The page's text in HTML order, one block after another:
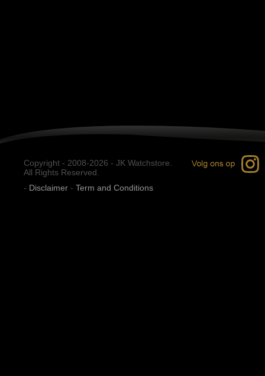
Copyright - 2008-2026 - JK Watchstore.
All Rights Reserved.
- Disclaimer - Term and Conditions